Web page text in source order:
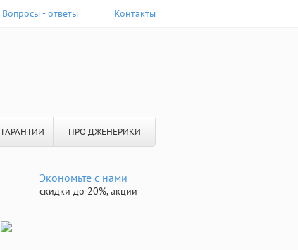
Вопросы - ответы Контакты
ГАРАНТИИ ПРО ДЖЕНЕРИКИ
Экономьте с нами
скидки до 20%, акции